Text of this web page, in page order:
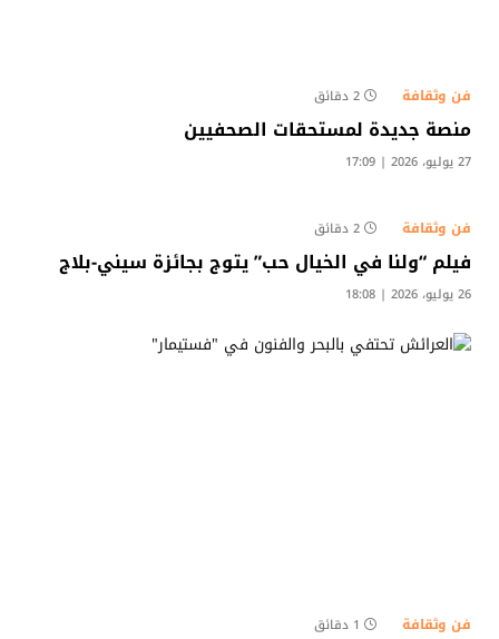
فن وثقافة 2 دقائق
منصة جديدة لمستحقات الصحفيين
27 يوليو، 2026 | 17:09
فن وثقافة 2 دقائق
فيلم “ولنا في الخيال حب” يتوج بجائزة سيني-بلاج
26 يوليو، 2026 | 18:08
فن وثقافة 1 دقائق